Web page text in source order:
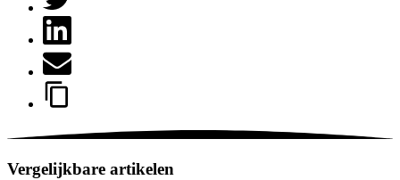
Vergelijkbare artikelen